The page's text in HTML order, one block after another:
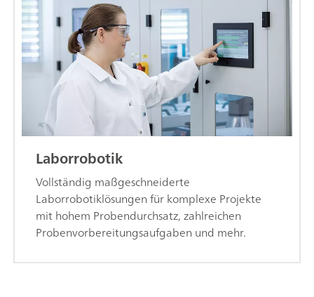
Laborrobotik
Vollständig maßgeschneiderte
Laborrobotiklösungen für komplexe Projekte
mit hohem Probendurchsatz, zahlreichen
Probenvorbereitungsaufgaben und mehr.